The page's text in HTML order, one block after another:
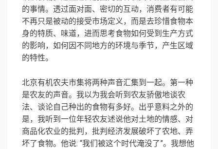
的事情。透过面对面、密切的互动，消费者有可能
不再只是被动的接受市场定义，而是去珍惜食物本
身的特质、味道，进而思考食物如何受到生产方式
的影响，如何因不同地方的环境与季节，产生区域
的特性。
北京有机农夫市集将两种声音汇集到一起。第一种
是农友的声音。我以为我会听到农友骄傲地谈农
法、谈论自己种出的食物有多好。出乎意料之外的
是，我听到一位年轻农友述说他对土地的情感、对
商品化农业的批判，批判经济发展破坏了农地、弄
坏了食物。他说: “我们被这个时代淹没了”。我想他